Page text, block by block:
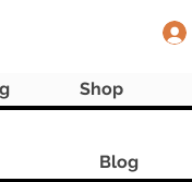
Shop
Blog